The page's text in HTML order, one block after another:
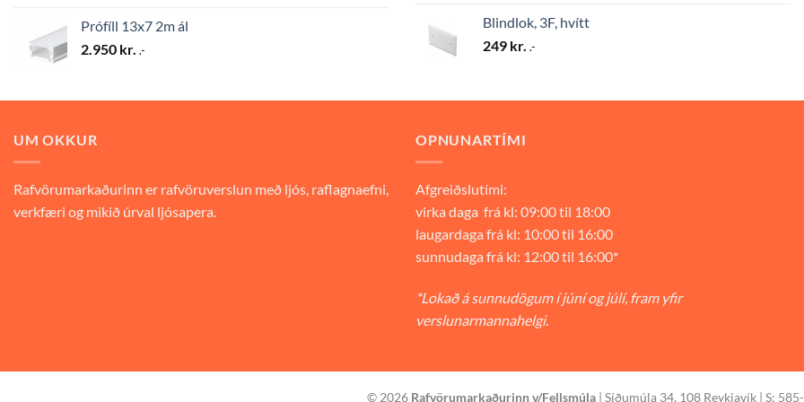
Prófíll 13x7 2m ál
2.950 kr. .-
Blindlok, 3F, hvítt
249 kr. .-
UM OKKUR
Rafvörumarkaðurinn er rafvöruverslun með ljós, raflagnaefni,
verkfæri og mikið úrval ljósapera.
OPNUNARTÍMI
Afgreiðslutími:
virka daga frá kl: 09:00 til 18:00
laugardaga frá kl: 10:00 til 16:00
sunnudaga frá kl: 12:00 til 16:00*
*Lokað á sunnudögum í júní og júlí, fram yfir
verslunarmannahelgi.
© 2026 Rafvörumarkaðurinn v/Fellsmúla | Síðumúla 34, 108 Reykjavík | S: